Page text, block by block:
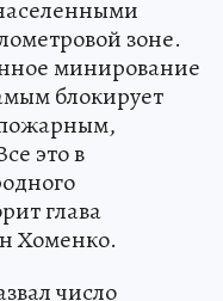
зоне.
минирование
блокирует
это в
глава
Хоменко.
число